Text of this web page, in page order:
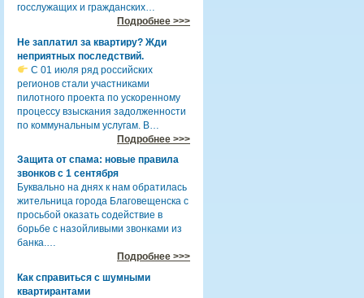
госслужащих и гражданских…
Подробнее >>>
Не заплатил за квартиру? Жди
неприятных последствий.
С 01 июля ряд российских
регионов стали участниками
пилотного проекта по ускоренному
процессу взыскания задолженности
по коммунальным услугам. В…
Подробнее >>>
Защита от спама: новые правила
звонков с 1 сентября
Буквально на днях к нам обратилась
жительница города Благовещенска с
просьбой оказать содействие в
борьбе с назойливыми звонками из
банка.…
Подробнее >>>
Как справиться с шумными
квартирантами